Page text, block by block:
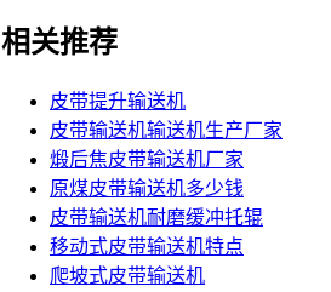
相关推荐
皮带提升输送机
皮带输送机输送机生产厂家
煅后焦皮带输送机厂家
原煤皮带输送机多少钱
皮带输送机耐磨缓冲托辊
移动式皮带输送机特点
爬坡式皮带输送机